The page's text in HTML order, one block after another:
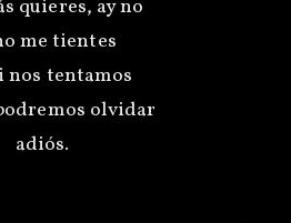
quieres, ay no
me tientes
nos tentamos
olvidar